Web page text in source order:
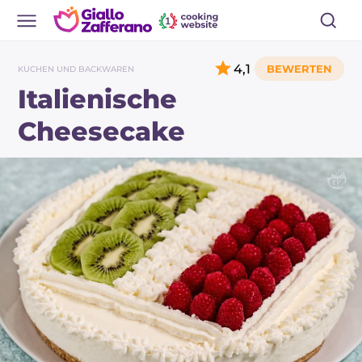
KUCHEN UND BACKWAREN
Italienische
Cheesecake
4,1